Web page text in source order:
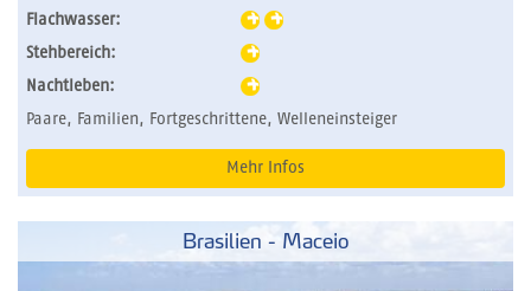
Flachwasser:
Stehbereich:
Nachtleben:
Paare, Familien, Fortgeschrittene, Welleneinsteiger
Mehr Infos
Brasilien - Maceio